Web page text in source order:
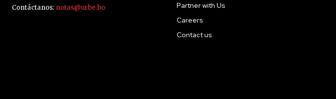
Contáctanos: notas@urbe.bo
Partner with Us
Careers
Contact us